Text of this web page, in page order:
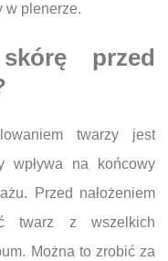
w plenerze.
przed
twarzy jest
wpływa na końcowy
Przed nałożeniem
twarz z wszelkich
Można to zrobić za